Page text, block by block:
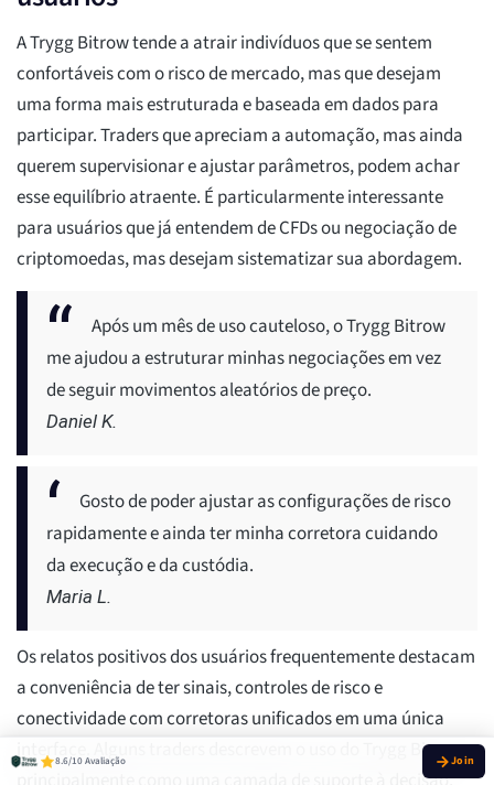
A Trygg Bitrow tende a atrair indivíduos que se sentem
confortáveis com o risco de mercado, mas que desejam
uma forma mais estruturada e baseada em dados para
participar. Traders que apreciam a automação, mas ainda
querem supervisionar e ajustar parâmetros, podem achar
esse equilíbrio atraente. É particularmente interessante
para usuários que já entendem de CFDs ou negociação de
criptomoedas, mas desejam sistematizar sua abordagem.
Após um mês de uso cauteloso, o Trygg Bitrow
me ajudou a estruturar minhas negociações em vez
de seguir movimentos aleatórios de preço.
Daniel K.
Gosto de poder ajustar as configurações de risco
rapidamente e ainda ter minha corretora cuidando
da execução e da custódia.
Maria L.
Os relatos positivos dos usuários frequentemente destacam
a conveniência de ter sinais, controles de risco e
conectividade com corretoras unificados em uma única
interface. Alguns traders descrevem o uso do Trygg Bitrow
8.6/10 Avaliação